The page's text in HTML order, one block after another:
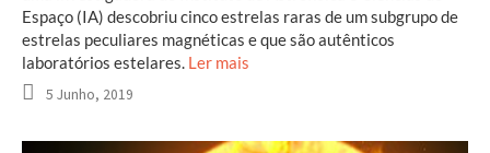
Espaço (IA) descobriu cinco estrelas raras de um subgrupo de
estrelas peculiares magnéticas e que são autênticos
laboratórios estelares. Ler mais
5 Junho, 2019